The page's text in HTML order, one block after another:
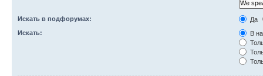
Искать в подфорумах:
Да
Искать:
В